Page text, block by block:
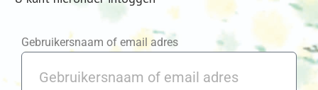
Gebruikersnaam of email adres